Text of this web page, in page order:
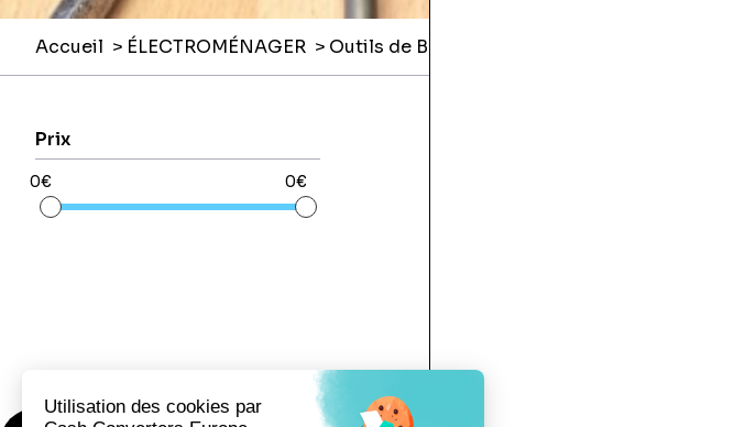
Accueil ÉLECTROMÉNAGER Outils de Bricolage
Prix
0€ 0€